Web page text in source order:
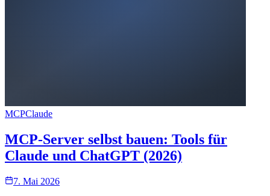
MCPClaude
MCP-Server selbst bauen: Tools für
Claude und ChatGPT (2026)
7. Mai 2026